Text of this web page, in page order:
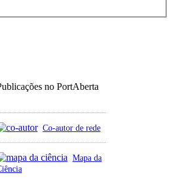
no PortAberta
Co-autor de rede
Mapa da